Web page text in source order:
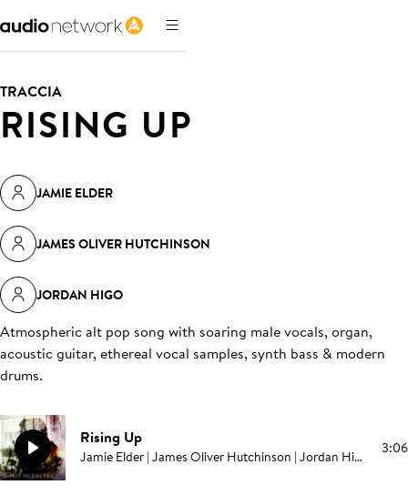
TRACCIA
RISING UP
JAMIE ELDER
JAMES OLIVER HUTCHINSON
JORDAN HIGO
Atmospheric alt pop song with soaring male vocals, organ,
acoustic guitar, ethereal vocal samples, synth bass & modern
drums.
Rising Up
Jamie Elder | James Oliver Hutchinson | Jordan Higo 3:06